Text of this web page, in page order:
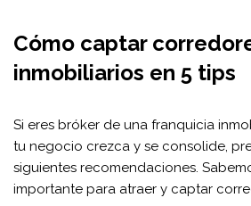
Cómo captar
inmobiliarios en 5 tips
Si eres bróker de una franquicia
tu negocio crezca y se consolide,
siguientes recomendaciones.
importante para atraer y captar